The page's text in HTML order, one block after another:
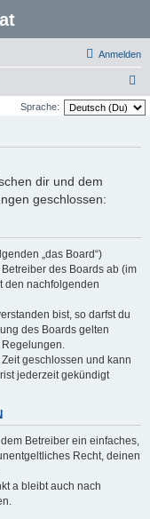
Anmelden
u
Sprache:
dir und dem
geschlossen:
„das Board“)
des Boards ab (im
den nachfolgenden
bist, so darfst du
des Boards gelten
geschlossen und kann
jederzeit gekündigt
Betreiber ein einfaches,
Recht, deinen
a bleibt auch nach